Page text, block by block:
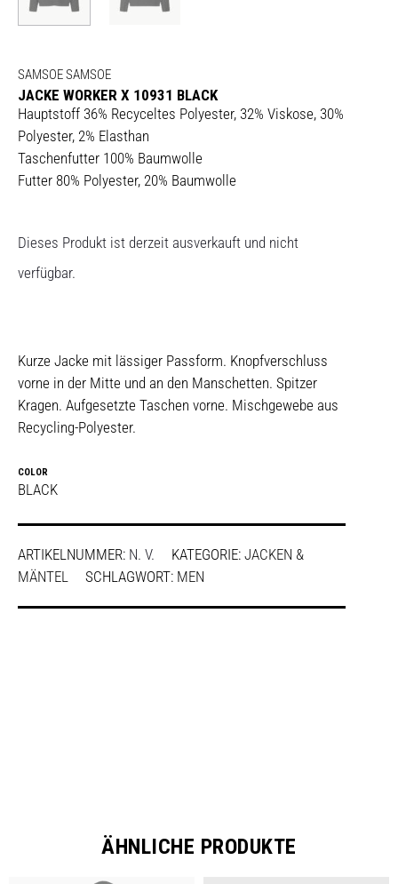
SAMSOE SAMSOE
JACKE WORKER X 10931 BLACK
Hauptstoff 36% Recyceltes Polyester, 32% Viskose, 30%
Polyester, 2% Elasthan
Taschenfutter 100% Baumwolle
Futter 80% Polyester, 20% Baumwolle
Dieses Produkt ist derzeit ausverkauft und nicht
verfügbar.
Kurze Jacke mit lässiger Passform. Knopfverschluss
vorne in der Mitte und an den Manschetten. Spitzer
Kragen. Aufgesetzte Taschen vorne. Mischgewebe aus
Recycling-Polyester.
COLOR
BLACK
ARTIKELNUMMER: N. V. KATEGORIE: JACKEN &
MÄNTEL
SCHLAGWORT: MEN
ÄHNLICHE PRODUKTE